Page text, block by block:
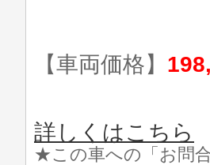
【車両価格】
詳しくはこちら
★この車への「お問